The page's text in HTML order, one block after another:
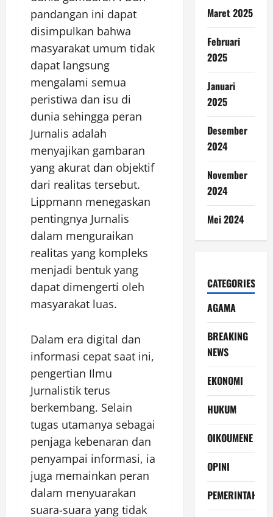
pandangan ini dapat
disimpulkan bahwa
masyarakat umum tidak
dapat langsung
mengalami semua
peristiwa dan isu di
dunia sehingga peran
Jurnalis adalah
menyajikan gambaran
yang akurat dan objektif
dari realitas tersebut.
Lippmann menegaskan
pentingnya Jurnalis
dalam menguraikan
realitas yang kompleks
menjadi bentuk yang
dapat dimengerti oleh
masyarakat luas.
Dalam era digital dan
informasi cepat saat ini,
pengertian Ilmu
Jurnalistik terus
berkembang. Selain
tugas utamanya sebagai
penjaga kebenaran dan
penyampai informasi, ia
juga memainkan peran
dalam menyuarakan
suara-suara yang tidak
Maret 2025
Februari
2025
Januari
2025
Desember
2024
November
2024
Mei 2024
CATEGORIES
AGAMA
BREAKING
NEWS
EKONOMI
HUKUM
OIKOUMENE
OPINI
PEMERINTAH